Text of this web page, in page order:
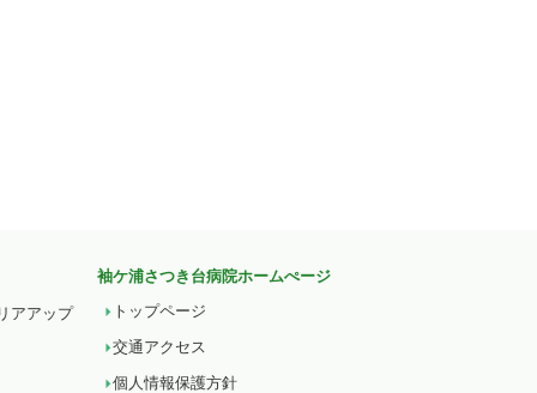
アアップ
袖ケ浦さつき台病院ホームぺージ
トップページ
交通アクセス
個人情報保護方針